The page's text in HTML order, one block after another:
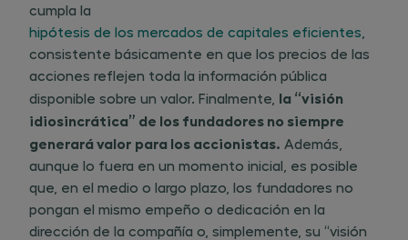
cumpla la
hipótesis de los mercados de capitales eficientes
consistente básicamente en que los precios de las
acciones reflejen toda la información pública
disponible sobre un valor. Finalmente, ​ la “visión
idiosincrática” de los fundadores no siempre
generará valor para los accionistas. Además,
aunque lo fuera en un momento inicial, es posible
que, en el medio o largo plazo, los fundadores no
pongan el mismo empeño o dedicación en la
dirección de la compañía o, simplemente, su “visión